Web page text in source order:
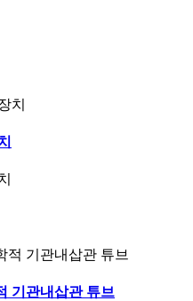
기관내삽관 튜브